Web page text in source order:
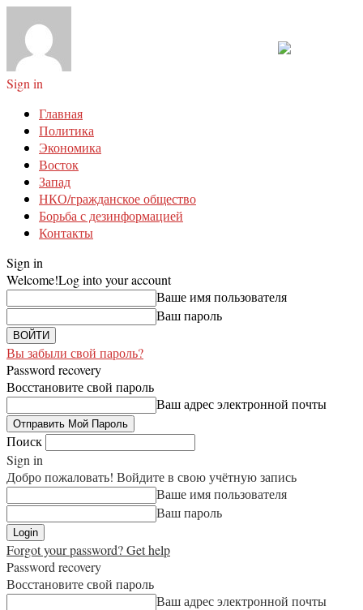
Sign in
Главная
Политика
Экономика
Восток
Запад
НКО/гражданское общество
Борьба с дезинформацией
Контакты
Sign in
Welcome!Log into your account
Ваше имя пользователя
Ваш пароль
Вы забыли свой пароль?
Password recovery
Восстановите свой пароль
Ваш адрес электронной почты
Поиск
Sign in
Добро пожаловать! Войдите в свою учётную запись
Ваше имя пользователя
Ваш пароль
Forgot your password? Get help
Password recovery
Восстановите свой пароль
Ваш адрес электронной почты